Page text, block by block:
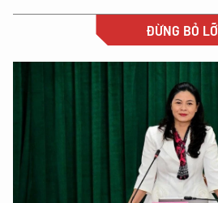
ĐỪNG BỎ LỠ